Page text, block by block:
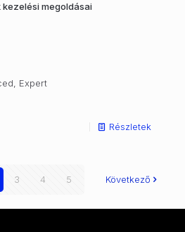
megoldásai
Expert
Részletek
3 4 5 Következő